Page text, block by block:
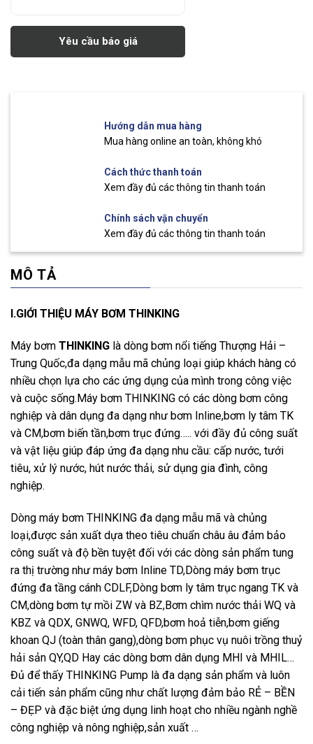
Yêu cầu báo giá
Hướng dẫn mua hàng
Mua hàng online an toàn, không khó
Cách thức thanh toán
Xem đầy đủ các thông tin thanh toán
Chính sách vận chuyển
Xem đầy đủ các thông tin thanh toán
MÔ TẢ
I.GIỚI THIỆU MÁY BƠM THINKING
Máy bơm THINKING là dòng bơm nổi tiếng Thượng Hải –
Trung Quốc,đa dạng mẫu mã chủng loại giúp khách hàng có
nhiều chọn lựa cho các ứng dụng của mình trong công việc
và cuộc sống.Máy bơm THINKING có các dòng bơm công
nghiệp và dân dụng đa dạng như bơm Inline,bơm ly tâm TK
và CM,bơm biến tần,bơm trục đứng….. với đầy đủ công suất
và vật liệu giúp đáp ứng đa dạng nhu cầu: cấp nước, tưới
tiêu, xử lý nước, hút nước thải, sử dụng gia đình, công
nghiệp.
Dòng máy bơm THINKING đa dạng mẫu mã và chủng
loại,được sản xuất dựa theo tiêu chuẩn châu âu đảm bảo
công suất và độ bền tuyệt đối với các dòng sản phẩm tung
ra thị trường như máy bơm Inline TD,Dòng máy bơm trục
đứng đa tầng cánh CDLF,Dòng bơm ly tâm trục ngang TK và
CM,dòng bơm tự mồi ZW và BZ,Bơm chìm nước thải WQ và
KBZ và QDX, GNWQ, WFD, QFD,bơm hoả tiễn,bơm giếng
khoan QJ (toàn thân gang),dòng bơm phục vụ nuôi trồng thuỷ
hải sản QY,QD Hay các dòng bơm dân dụng MHI và MHIL…
Đủ để thấy THINKING Pump là đa dạng sản phẩm và luôn
cải tiến sản phẩm cũng như chất lượng đảm bảo RẺ – BỀN
– ĐẸP và đặc biệt ứng dụng linh hoạt cho nhiều ngành nghề
công nghiệp và nông nghiệp,sản xuất …